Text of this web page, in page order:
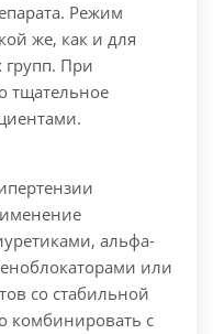
Режим
же, как и для
групп. При
тщательное
альфа-
или
со стабильной
комбинировать с